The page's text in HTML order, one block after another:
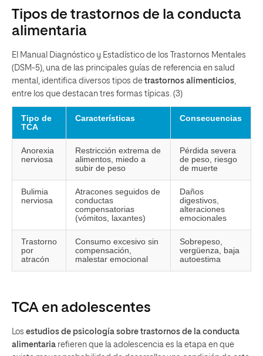
Tipos de trastornos de la conducta
alimentaria
El Manual Diagnóstico y Estadístico de los Trastornos Mentales
(DSM-5), una de las principales guías de referencia en salud
mental, identifica diversos tipos de trastornos alimenticios,
entre los que destacan tres formas típicas. (3)
Tipo de
TCA
Características Consecuencias
Anorexia
nerviosa
Restricción extrema de
alimentos, miedo a
subir de peso
Pérdida severa
de peso, riesgo
de muerte
Bulimia
nerviosa
Atracones seguidos de
conductas
compensatorias
(vómitos, laxantes)
Daños
digestivos,
alteraciones
emocionales
Trastorno
por
atracón
Consumo excesivo sin
compensación,
malestar emocional
Sobrepeso,
vergüenza, baja
autoestima
TCA en adolescentes
Los estudios de psicología sobre trastornos de la conducta
alimentaria refieren que la adolescencia es la etapa en que